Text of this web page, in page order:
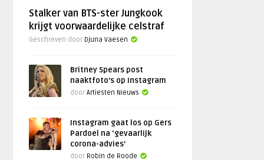
Stalker van BTS-ster Jungkook
krijgt voorwaardelijke celstraf
Geschreven door Djuna Vaesen
Britney Spears post
naaktfoto’s op Instagram
doorArtiesten Nieuws
Instagram gaat los op Gers
Pardoel na ‘gevaarlijk
corona-advies’
door Robin de Roode